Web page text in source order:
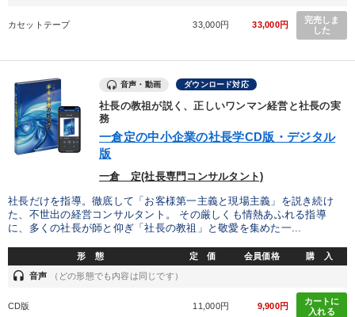
カセットテープ 33,000円 33,000円
完売しま
した
音声・動画 ダウンロード対応
社長の教祖が説く、正しいワンマン経営と社長の実
務
一倉定の中小企業の社長学CD版・デジタル
版
一倉 定(社長専門コンサルタント)
社長だけを指導。徹底して「お客様第一主義と現場主義」を説き続け
た、不世出の経営コンサルタント。 その厳しくも情熱あふれる指導
に、多くの社長が師と仰ぎ「社長の教祖」と敬愛を集めた一...
形 態 定 価 会員価格 購 入
headset 音声 （どの形態でも内容は同じです）
CD版 11,000円 9,900円
カートに
入れる